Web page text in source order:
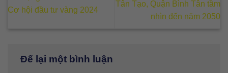
Cơ hội đầu tư vàng 2024
Tân Tạo, Quận Bình Tân tầm
nhìn đến năm 2050
Để lại một bình luận